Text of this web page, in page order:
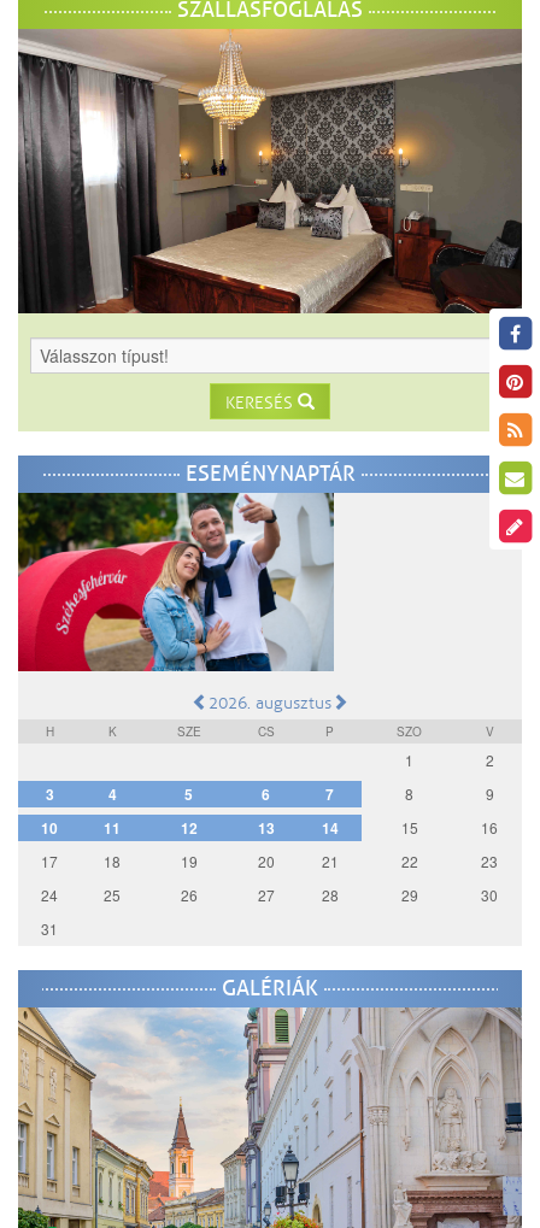
SZÁLLÁSFOGLALÁS
KERESÉS
ESEMÉNYNAPTÁR
2026. augusztus
H K SZE CS P SZO V
1 2
3 4 5 6 7 8 9
10 11 12 13 14 15
16
17
18 19 20 21 22
23
24
25 26 27 28 29
30
31
GALÉRIÁK